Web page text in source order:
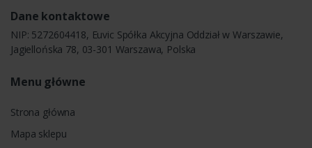
Dane kontaktowe
NIP: 5272604418, Euvic Spółka Akcyjna Oddział w Warszawie,
Jagiellońska 78, 03-301 Warszawa, Polska
Menu główne
Strona główna
Mapa sklepu